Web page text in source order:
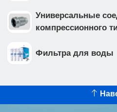
Универсальные
компрессионного
Фильтра для воды